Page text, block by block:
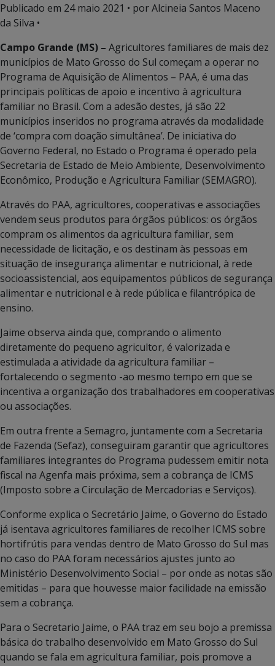
Publicado em 24 maio 2021 • por Alcineia Santos Maceno
da Silva •
Campo Grande (MS) – Agricultores familiares de mais dez
municípios de Mato Grosso do Sul começam a operar no
Programa de Aquisição de Alimentos – PAA, é uma das
principais políticas de apoio e incentivo à agricultura
familiar no Brasil. Com a adesão destes, já são 22
municípios inseridos no programa através da modalidade
de ‘compra com doação simultânea’. De iniciativa do
Governo Federal, no Estado o Programa é operado pela
Secretaria de Estado de Meio Ambiente, Desenvolvimento
Econômico, Produção e Agricultura Familiar (SEMAGRO).
Através do PAA, agricultores, cooperativas e associações
vendem seus produtos para órgãos públicos: os órgãos
compram os alimentos da agricultura familiar, sem
necessidade de licitação, e os destinam às pessoas em
situação de insegurança alimentar e nutricional, à rede
socioassistencial, aos equipamentos públicos de segurança
alimentar e nutricional e à rede pública e filantrópica de
ensino.
Jaime observa ainda que, comprando o alimento
diretamente do pequeno agricultor, é valorizada e
estimulada a atividade da agricultura familiar –
fortalecendo o segmento -ao mesmo tempo em que se
incentiva a organização dos trabalhadores em cooperativas
ou associações.
Em outra frente a Semagro, juntamente com a Secretaria
de Fazenda (Sefaz), conseguiram garantir que agricultores
familiares integrantes do Programa pudessem emitir nota
fiscal na Agenfa mais próxima, sem a cobrança de ICMS
(Imposto sobre a Circulação de Mercadorias e Serviços).
Conforme explica o Secretário Jaime, o Governo do Estado
já isentava agricultores familiares de recolher ICMS sobre
hortifrútis para vendas dentro de Mato Grosso do Sul mas
no caso do PAA foram necessários ajustes junto ao
Ministério Desenvolvimento Social – por onde as notas são
emitidas – para que houvesse maior facilidade na emissão
sem a cobrança.
Para o Secretario Jaime, o PAA traz em seu bojo a premissa
básica do trabalho desenvolvido em Mato Grosso do Sul
quando se fala em agricultura familiar, pois promove a